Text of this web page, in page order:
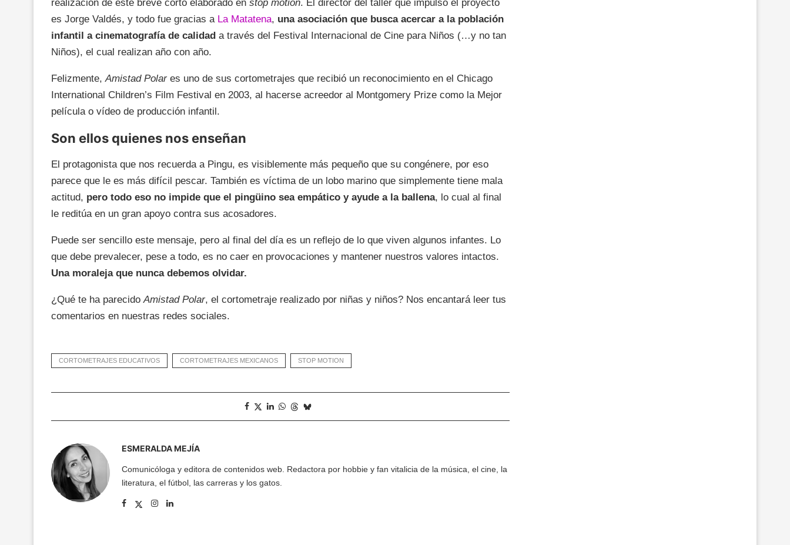
realización de este breve corto elaborado en stop motion. El director del taller que impulsó el proyecto
es Jorge Valdés, y todo fue gracias a La Matatena, una asociación que busca acercar a la población
infantil a cinematografía de calidad a través del Festival Internacional de Cine para Niños (…y no tan
Niños), el cual realizan año con año.
Felizmente,Amistad Polares uno de sus cortometrajes que recibió un reconocimiento en el Chicago
International Children’s Film Festival en 2003, al hacerse acreedor al Montgomery Prize como la Mejor
película o vídeo de producción infantil.
Son ellos quienes nos enseñan
El protagonista que nos recuerda a Pingu, es visiblemente más pequeño que su congénere, por eso
parece que le es más difícil pescar. También es víctima de un lobo marino que simplemente tiene mala
actitud, pero todo eso no impide que el pingüino sea empático y ayude a la ballena, lo cual al final
le reditúa en un gran apoyo contra sus acosadores.
Puede ser sencillo este mensaje, pero al final del día es un reflejo de lo que viven algunos infantes. Lo
que debe prevalecer, pese a todo, es no caer en provocaciones y mantener nuestros valores intactos.
Una moraleja que nunca debemos olvidar.
¿Qué te ha parecidoAmistad Polar, el cortometraje realizado por niñas y niños? Nos encantará leer tus
comentarios en nuestras redes sociales.
CORTOMETRAJES EDUCATIVOS CORTOMETRAJES MEXICANOS STOP MOTION
ESMERALDA MEJÍA
Comunicóloga y editora de contenidos web. Redactora por hobbie y fan vitalicia de la música, el cine, la
literatura, el fútbol, las carreras y los gatos.